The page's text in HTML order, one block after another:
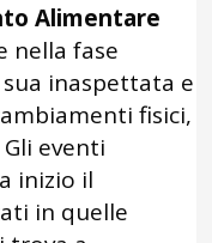
Alimentare
nella fase
inaspettata e
fisici,
eventi
inizio il
in quelle